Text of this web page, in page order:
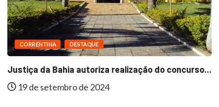
CORRENTINA DESTAQUE
Justiça da Bahia autoriza realização do concurso...
19 de setembro de 2024